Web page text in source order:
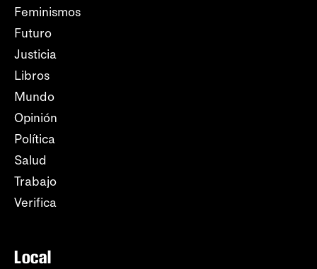
Feminismos
Futuro
Justicia
Libros
Mundo
Opinión
Política
Salud
Trabajo
Verifica
Local